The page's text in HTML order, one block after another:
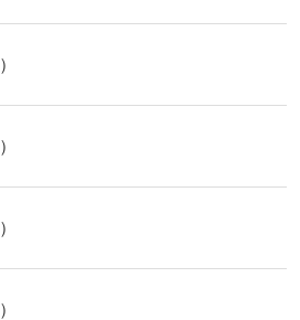
）
）
）
）